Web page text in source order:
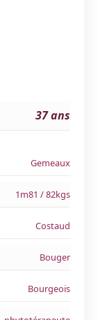
37 ans
Gemeaux
1m81 / 82kgs
Costaud
Bouger
Bourgeois